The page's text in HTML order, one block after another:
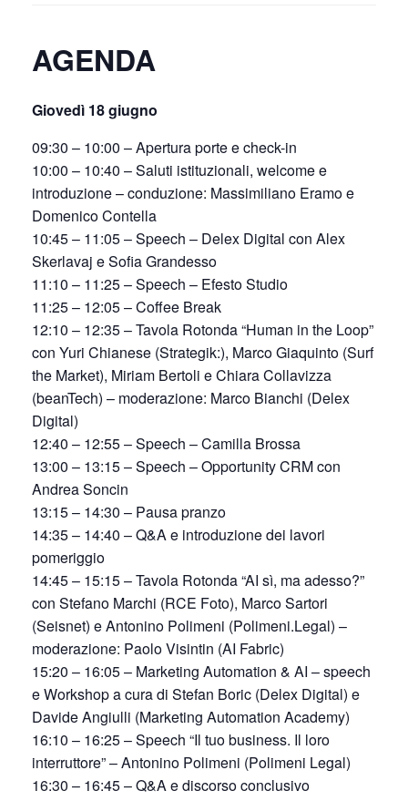
AGENDA
Giovedì 18 giugno
09:30 – 10:00 – Apertura porte e check-in
10:00 – 10:40 – Saluti istituzionali, welcome e
introduzione – conduzione: Massimiliano Eramo e
Domenico Contella
10:45 – 11:05 – Speech – Delex Digital con Alex
Skerlavaj e Sofia Grandesso
11:10 – 11:25 – Speech – Efesto Studio
11:25 – 12:05 – Coffee Break
12:10 – 12:35 – Tavola Rotonda “Human in the Loop”
con Yuri Chianese (Strategik:), Marco Giaquinto (Surf
the Market), Miriam Bertoli e Chiara Collavizza
(beanTech) – moderazione: Marco Bianchi (Delex
Digital)
12:40 – 12:55 – Speech – Camilla Brossa
13:00 – 13:15 – Speech – Opportunity CRM con
Andrea Soncin
13:15 – 14:30 – Pausa pranzo
14:35 – 14:40 – Q&A e introduzione dei lavori
pomeriggio
14:45 – 15:15 – Tavola Rotonda “AI sì, ma adesso?”
con Stefano Marchi (RCE Foto), Marco Sartori
(Seisnet) e Antonino Polimeni (Polimeni.Legal) –
moderazione: Paolo Visintin (AI Fabric)
15:20 – 16:05 – Marketing Automation & AI – speech
e Workshop a cura di Stefan Boric (Delex Digital) e
Davide Angiulli (Marketing Automation Academy)
16:10 – 16:25 – Speech “Il tuo business. Il loro
interruttore” – Antonino Polimeni (Polimeni Legal)
16:30 – 16:45 – Q&A e discorso conclusivo